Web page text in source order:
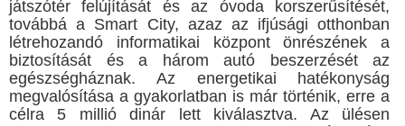
játszótér felújítását és az óvoda korszerűsítését,
továbbá a Smart City, azaz az ifjúsági otthonban
létrehozandó informatikai központ önrészének a
biztosítását és a három autó beszerzését az
egészségháznak. Az energetikai hatékonyság
megvalósítása a gyakorlatban is már történik, erre a
célra 5 millió dinár lett kiválasztva. Az ülésen